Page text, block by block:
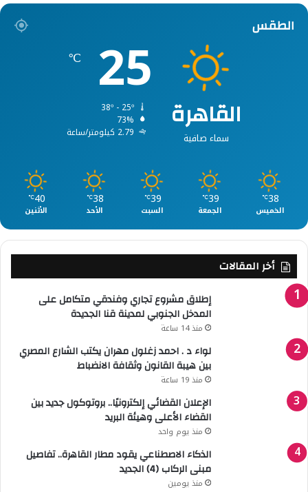
الطقس
القاهرة
سماء صافية
25
℃
73%
2.79 كيلومتر/ساعة
38
℃
الخميس
39
℃
الجمعة
39
℃
السبت
38
℃
الأحد
40
℃
الأثنين
أخر المقالات
إطلاق مشروع تجاري وفندقي متكامل على
المدخل الجنوبي لمدينة قنا الجديدة
منذ 14 ساعة
لواء د . احمد زغلول مهران يكتب الشارع المصري
بين هيبة القانون وثقافة الانضباط
منذ 19 ساعة
الإعلان القضائي إلكترونيًا.. بروتوكول جديد بين
القضاء الأعلى وهيئة البريد
منذ يوم واحد
الذكاء الاصطناعي يقود مطار القاهرة.. تفاصيل
مبنى الركاب (4) الجديد
منذ يومين